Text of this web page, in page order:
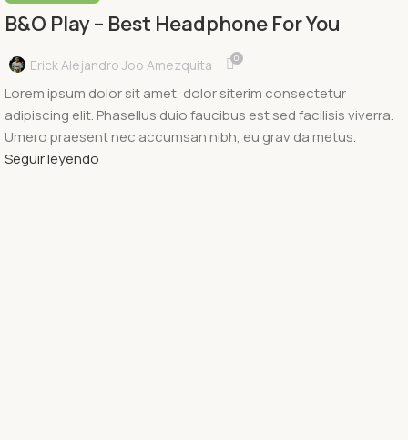
B&O Play – Best Headphone For You
Erick Alejandro Joo Amezquita 0
Lorem ipsum dolor sit amet, dolor siterim consectetur
adipiscing elit. Phasellus duio faucibus est sed facilisis viverra.
Umero praesent nec accumsan nibh, eu grav da metus.
Seguir leyendo